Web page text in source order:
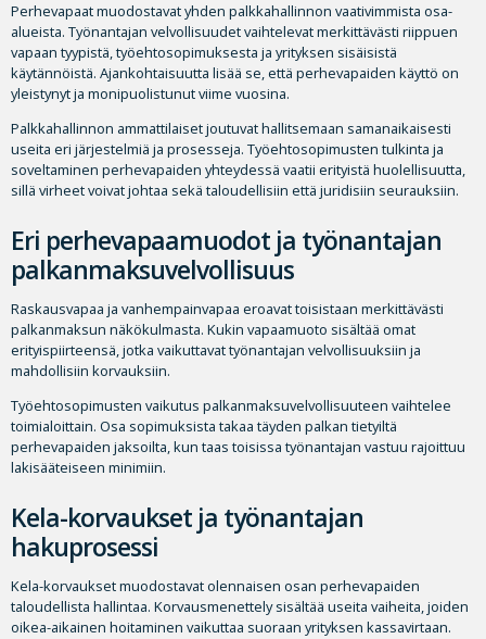
Perhevapaat muodostavat yhden palkkahallinnon vaativimmista osa-
alueista. Työnantajan velvollisuudet vaihtelevat merkittävästi riippuen
vapaan tyypistä, työehtosopimuksesta ja yrityksen sisäisistä
käytännöistä. Ajankohtaisuutta lisää se, että perhevapaiden käyttö on
yleistynyt ja monipuolistunut viime vuosina.
Palkkahallinnon ammattilaiset joutuvat hallitsemaan samanaikaisesti
useita eri järjestelmiä ja prosesseja. Työehtosopimusten tulkinta ja
soveltaminen perhevapaiden yhteydessä vaatii erityistä huolellisuutta,
sillä virheet voivat johtaa sekä taloudellisiin että juridisiin seurauksiin.
Eri perhevapaamuodot ja työnantajan
palkanmaksuvelvollisuus
Raskausvapaa ja vanhempainvapaa eroavat toisistaan merkittävästi
palkanmaksun näkökulmasta. Kukin vapaamuoto sisältää omat
erityispiirteensä, jotka vaikuttavat työnantajan velvollisuuksiin ja
mahdollisiin korvauksiin.
Työehtosopimusten vaikutus palkanmaksuvelvollisuuteen vaihtelee
toimialoittain. Osa sopimuksista takaa täyden palkan tietyiltä
perhevapaiden jaksoilta, kun taas toisissa työnantajan vastuu rajoittuu
lakisääteiseen minimiin.
Kela-korvaukset ja työnantajan
hakuprosessi
Kela-korvaukset muodostavat olennaisen osan perhevapaiden
taloudellista hallintaa. Korvausmenettely sisältää useita vaiheita, joiden
oikea-aikainen hoitaminen vaikuttaa suoraan yrityksen kassavirtaan.